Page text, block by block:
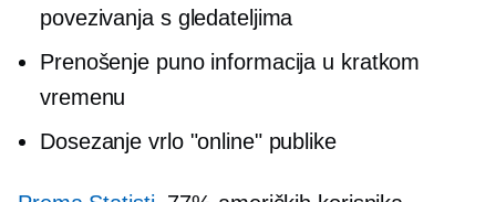
povezivanja s gledateljima
Prenošenje puno informacija u kratkom
vremenu
Dosezanje vrlo "online" publike